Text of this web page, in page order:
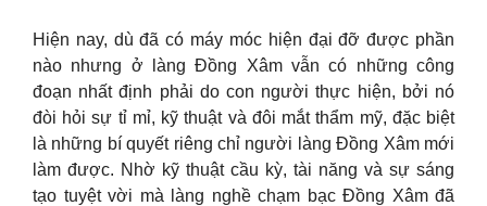
Hiện nay, dù đã có máy móc hiện đại đỡ được phần
nào nhưng ở làng Đồng Xâm vẫn có những công
đoạn nhất định phải do con người thực hiện, bởi nó
đòi hỏi sự tỉ mỉ, kỹ thuật và đôi mắt thẩm mỹ, đặc biệt
là những bí quyết riêng chỉ người làng Đồng Xâm mới
làm được. Nhờ kỹ thuật cầu kỳ, tài năng và sự sáng
tạo tuyệt vời mà làng nghề chạm bạc Đồng Xâm đã